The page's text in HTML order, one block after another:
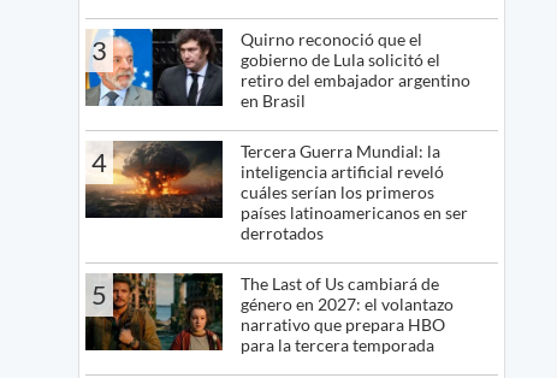
3
Quirno reconoció que el
gobierno de Lula solicitó el
retiro del embajador argentino
en Brasil
4
Tercera Guerra Mundial: la
inteligencia artificial reveló
cuáles serían los primeros
países latinoamericanos en ser
derrotados
5
The Last of Us cambiará de
género en 2027: el volantazo
narrativo que prepara HBO
para la tercera temporada